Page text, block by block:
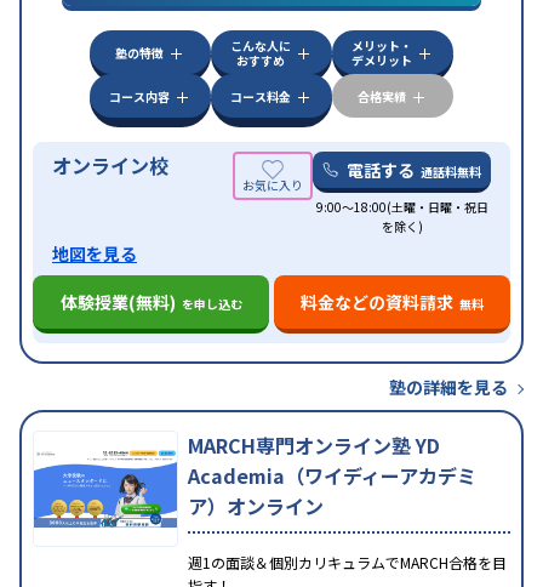
塾の特徴
こんな人に
おすすめ
メリット・
デメリット
コース内容
コース料金 合格実績
オンライン校 電話する 通話料無料
9:00～18:00(土曜・日曜・祝日
を除く)
地図を見る
体験授業(無料) を申し込む 料金などの資料請求 無料
塾の詳細を見る
MARCH専門オンライン塾 YD
Academia（ワイディーアカデミ
ア）オンライン
週1の面談＆個別カリキュラムでMARCH合格を目